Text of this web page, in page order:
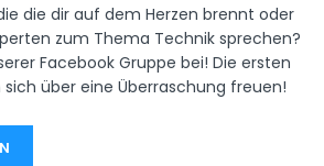
die dir auf dem Herzen brennt oder
zum Thema Technik sprechen?
Facebook Gruppe bei! Die ersten
über eine Überraschung freuen!